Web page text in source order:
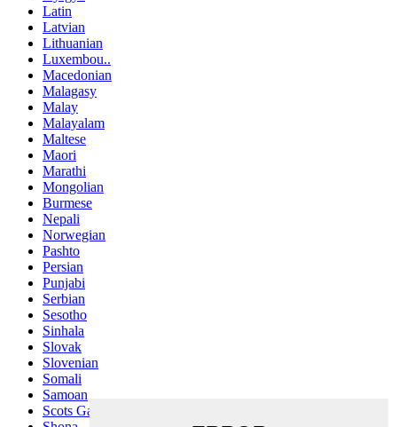
Latin
Latvian
Lithuanian
Luxembou..
Macedonian
Malagasy
Malay
Malayalam
Maltese
Maori
Marathi
Mongolian
Burmese
Nepali
Norwegian
Pashto
Persian
Punjabi
Serbian
Sesotho
Sinhala
Slovak
Slovenian
Somali
Samoan
Scots Gaelic